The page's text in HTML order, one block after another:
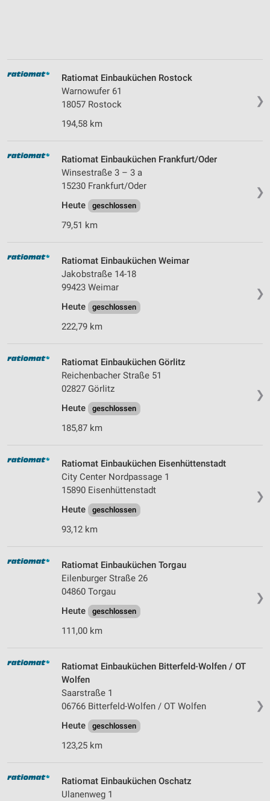
❯
Ratiomat Einbauküchen Rostock
Warnowufer 61
18057 Rostock
194,58 km
❯
Ratiomat Einbauküchen Frankfurt/Oder
Winsestraße 3 – 3 a
15230 Frankfurt/Oder
Heute
geschlossen
79,51 km
❯
Ratiomat Einbauküchen Weimar
Jakobstraße 14-18
99423 Weimar
Heute
geschlossen
222,79 km
❯
Ratiomat Einbauküchen Görlitz
Reichenbacher Straße 51
02827 Görlitz
Heute
geschlossen
185,87 km
❯
Ratiomat Einbauküchen Eisenhüttenstadt
City Center Nordpassage 1
15890 Eisenhüttenstadt
Heute
geschlossen
93,12 km
❯
Ratiomat Einbauküchen Torgau
Eilenburger Straße 26
04860 Torgau
Heute
geschlossen
111,00 km
❯
Ratiomat Einbauküchen Bitterfeld-Wolfen / OT
Wolfen
Saarstraße 1
06766 Bitterfeld-Wolfen / OT Wolfen
Heute
geschlossen
123,25 km
Ratiomat Einbauküchen Oschatz
Ulanenweg 1